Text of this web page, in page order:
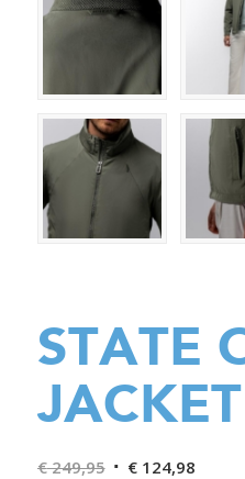
STATE
€249,95 Oorspronkelijke
€124,98Huidige